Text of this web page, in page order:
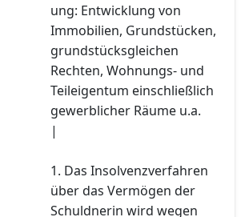
ung: Entwicklung von
Immobilien, Grundstücken,
grundstücksgleichen
Rechten, Wohnungs- und
Teileigentum einschließlich
gewerblicher Räume u.a.
|
1. Das Insolvenzverfahren
über das Vermögen der
Schuldnerin wird wegen